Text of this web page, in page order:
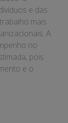
e das
mais
A
no
pois
e o